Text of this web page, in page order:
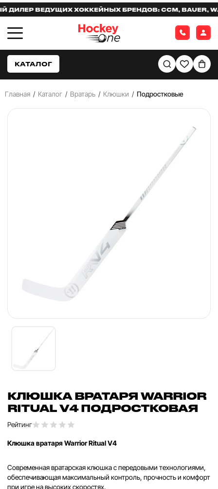
ВЕДУЩИХ ХОККЕЙНЫХ БРЕНДОВ: CCM, BAUER,
КАТАЛОГ
Главная / Каталог / Вратарь / Клюшки / Подростковые
КЛЮШКА ВРАТАРЯ WARRIOR
RITUAL V4 ПОДРОСТКОВАЯ
Рейтинг
Клюшка вратаря Warrior Ritual V4
Современная вратарская клюшка с передовыми технологиями,
обеспечивающая максимальный контроль, прочность и комфорт
при игре на высоких скоростях.